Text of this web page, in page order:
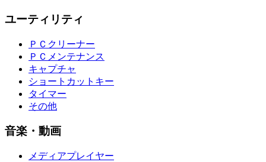
ユーティリティ
ＰＣクリーナー
ＰＣメンテナンス
キャプチャ
ショートカットキー
タイマー
その他
音楽・動画
メディアプレイヤー